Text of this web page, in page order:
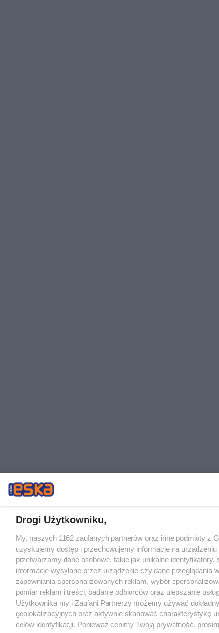
Drogi Użytkowniku,
My, naszych 1162 zaufanych partnerów oraz inne podmioty z
uzyskujemy dostęp i przechowujemy informacje na urządzeniu
przetwarzamy dane osobowe, takie jak unikalne identyfikatory,
informacje wysyłane przez urządzenie czy dane przeglądania
zapewniania spersonalizowanych reklam, wybór
pomiar reklam i treści, badanie odbiorców oraz ulepszanie
Użytkownika my i Zaufani Partnerzy możemy używać
geolokalizacyjnych oraz aktywnie skanować charakterystykę
celów identyfikacji. Ponieważ cenimy Twoją prywatność,